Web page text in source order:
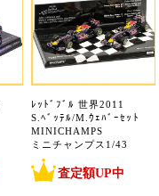
ﾚｯﾄﾞﾌﾞﾙ 世界2011
S.ﾍﾞｯﾃﾙ/M.ｳｪﾊﾞｰｾｯﾄ
MINICHAMPS
ミニチャンプス1/43
査定額UP中